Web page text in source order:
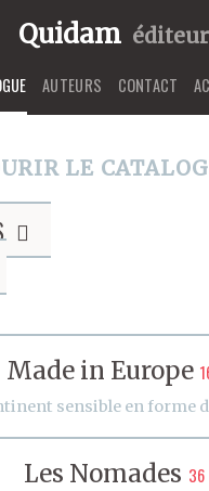
Quidam éditeur
AUTEURS CONTACT
LE
Made in Europe
sensible en forme
Les Nomades 36